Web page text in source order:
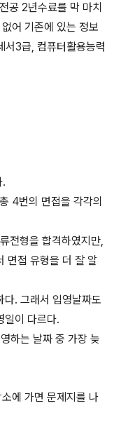
공 2년수료를 막 마치
어 기존에 있는 정보
서3급, 컴퓨터활용능력
.
4번의 면접을 각각의
전형을 합격하였지만,
면접 유형을 더 잘 알
다. 그래서 입영날짜도
일이 다르다.
하는 날짜 중 가장 늦
에 가면 문제지를 나